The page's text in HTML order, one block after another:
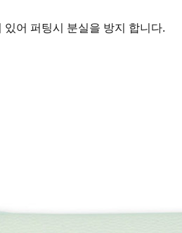
어 퍼팅시 분실을 방지 합니다.